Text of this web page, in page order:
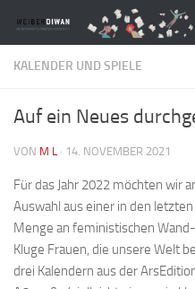
Zum Inhalt springen
KALENDER UND SPIELE
Auf ein Neues
VON M L · 14. NOVEMBER 2021
Für das Jahr 2022 möchten wir
Auswahl aus einer in den
Menge an feministischen
Kluge Frauen, die unsere Welt
drei Kalendern aus der